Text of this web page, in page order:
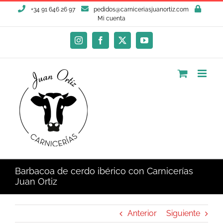
contenido
+34 91 646 26 97
pedidos@carniceriasjuanortiz.com
Mi cuenta
InstagramFacebook
X YouTube
Barbacoa de cerdo ibérico con Carnicerías
Juan Ortiz
Anterior Siguiente